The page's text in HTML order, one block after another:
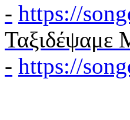
- https://
Ταξιδέψαμε
- https://